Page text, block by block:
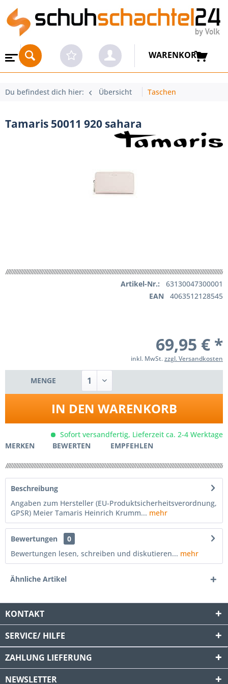
WARENKORB
Du befindest dich hier: Übersicht Taschen
Tamaris 50011 920 sahara
Artikel-Nr.:
63130047300001
EAN
4063512128545
69,95 € *
inkl. MwSt.zzgl. Versandkosten
MENGE
IN DEN WARENKORB
Sofort versandfertig, Lieferzeit ca. 2-4 Werktage
MERKEN
BEWERTEN EMPFEHLEN
Beschreibung
Angaben zum Hersteller (EU-Produktsicherheitsverordnung,
GPSR) Meier Tamaris Heinrich Krumm... mehr
Bewertungen
0
Bewertungen lesen, schreiben und diskutieren... mehr
Ähnliche Artikel
KONTAKT
SERVICE/ HILFE
ZAHLUNG LIEFERUNG
NEWSLETTER